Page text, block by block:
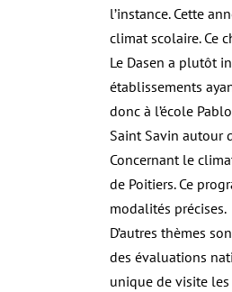
l’instance. Cette
climat scolaire. Ce
Le Dasen a plutôt
établissements
donc à l’école
Saint Savin autour
Concernant le
de Poitiers. Ce
modalités précises.
D’autres thèmes
des évaluations
unique de visite les